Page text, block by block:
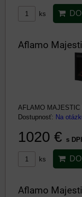
ks
Aflamo
AFLAMO MAJESTIC
Dostupnosť: Na
1020 € s
ks
Aflamo